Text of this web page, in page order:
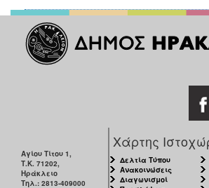
Αγίου Τίτου 1,
Τ.Κ. 71202,
Ηράκλειο
Τηλ.: 2813-409000
Χάρτης
Δελτία Τύπου
Ανακοινώσεις
Διαγωνισμοί